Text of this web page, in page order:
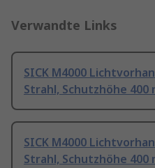
Verwandte Links
SICK M4000
Strahl, Schutzhöhe 400
SICK M4000
Strahl, Schutzhöhe 400